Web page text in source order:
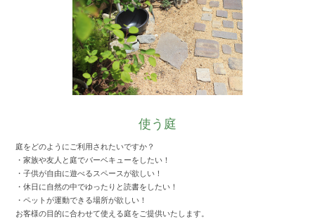
使う庭
庭をどのようにご利用されたいですか？
・家族や友人と庭でバーベキューをしたい！
・子供が自由に遊べるスペースが欲しい！
・休日に自然の中でゆったりと読書をしたい！
・ペットが運動できる場所が欲しい！
お客様の目的に合わせて使える庭をご提供いたします。